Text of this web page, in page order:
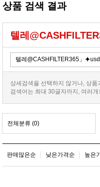
상품 검색 결과
텔레
상세검색을 선택하지 않거나, 상
검색어는 최대 30글자까지, 여러
전체분류 (0)
판매많은순 낮은가격순 높은